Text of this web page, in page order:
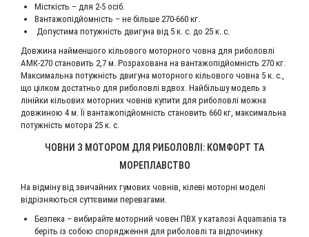
Місткість – для 2-5 осіб.
Вантажопідйомність – не більше 270-660 кг.
Допустима потужність двигуна від 5 к. с. до 25 к. с.
Довжина найменшого кільового моторного човна для риболовлі
АМК-270 становить 2,7 м. Розрахована на вантажопідйомність 270 кг.
Максимальна потужність двигуна моторного кільового човна 5 к. с.,
що цілком достатньо для риболовлі вдвох. Найбільшу модель з
лінійки кільових моторних човнів купити для риболовлі можна
довжиною 4 м. Її вантажопідйомність становить 660 кг, максимальна
потужність мотора 25 к. с.
ЧОВНИ З МОТОРОМ ДЛЯ РИБОЛОВЛІ: КОМФОРТ ТА
МОРЕПЛАВСТВО
На відміну від звичайних гумових човнів, кілеві моторні моделі
відрізняються суттєвими перевагами.
Безпека – вибирайте моторний човен ПВХ у каталозі Aquamania та
беріть із собою спорядження для риболовлі та відпочинку.